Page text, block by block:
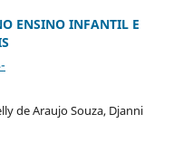
ENSINO INFANTIL E
de Araujo Souza, Djanni